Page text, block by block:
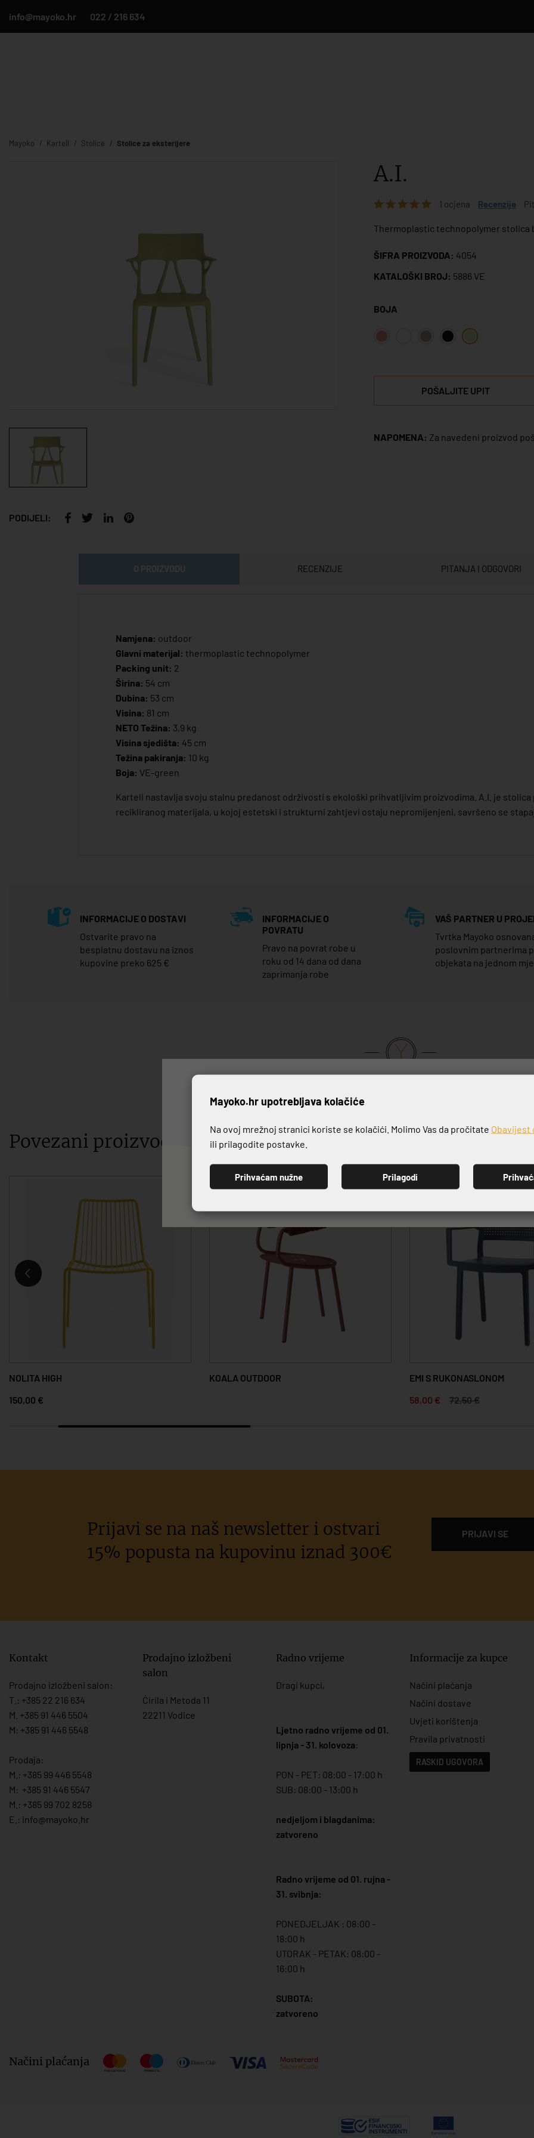
info@mayoko.hr 022 / 216 634
Mayoko Kartell Stolice Stolice za eksterijere
PODIJELI:
A.I.
1 ocjena Recenzije
Thermoplastic technopolymer stolica
ŠIFRA PROIZVODA: 4054
KATALOŠKI BROJ: 5886 VE
BOJA
POŠALJITE UPIT
NAPOMENA: Za navedeni proizvod
RECENZIJE PITANJA I ODGOVORI
Namjena: outdoor
Glavni materijal: thermoplastic technopolymer
Packing unit: 2
Širina: 54 cm
Dubina: 53 cm
Visina: 81 cm
NETO Težina: 3,9 kg
Visina sjedišta: 45 cm
Težina pakiranja: 10 kg
Boja: VE-green
Kartell nastavlja svoju stalnu predanost održivosti s ekološki prihvatljivim proizvodima. A.I. je stolica
recikliranog materijala, u kojoj estetski i strukturni zahtjevi ostaju nepromijenjeni, savršeno se
INFORMACIJE O DOSTAVI
Ostvarite pravo na
besplatnu dostavu na iznos
kupovine preko 625 €
INFORMACIJE O
POVRATU
Pravo na povrat robe u
roku od 14 dana od dana
zaprimanja robe
VAŠ PARTNER U
Tvrtka Mayoko
poslovnim partnerima
objekata na jednom
Povezani proizvodi
KOALA OUTDOOR
EMI S RUKONASLONOM
ATRA ANTRACITE/BLACK
69,14 €
86,43 €
Prijavi se na naš newsletter i ostvari
15% popusta na kupovinu iznad 300€
PRIJAVI SE
Kontakt
Prodajno izložbeni salon:
T.: +385 22 216 634
M. +385 91 446 5504
M: +385 91 446 5548
Prodaja:
M.: +385 99 446 5548
M: +385 91 446 5547
M.: +385 99 702 8258
E.: info@mayoko. hr
Prodajno izložbeni
salon
Ćirila i Metoda 11
22211 Vodice
Radno vrijeme
Dragi kupci,
Ljetno radno vrijeme od 01.
lipnja - 31. kolovoza:
PON - PET: 08:00 - 17:00 h
SUB: 08:00 - 13:00 h
nedjeljom i blagdanima:
zatvoreno
Radno vrijeme od 01. rujna -
31. svibnja:
PONEDJELJAK : 08:00 -
18:00 h
UTORAK - PETAK: 08:00 -
16:00 h
SUBOTA:
zatvoreno
Informacije za kupce
Načini plaćanja
Načini dostave
Uvjeti korištenja
Pravila privatnosti
RASKID UGOVORA
Načini plaćanja
Prijavite se na naš
PRIJAVI SE
Mayoko.hr upotrebljava kolačiće
Na ovoj mrežnoj stranici koriste se kolačići. Molimo Vas da pročitate Obavijest
ili prilagodite postavke.
Prihvaćam nužne Prilagodi